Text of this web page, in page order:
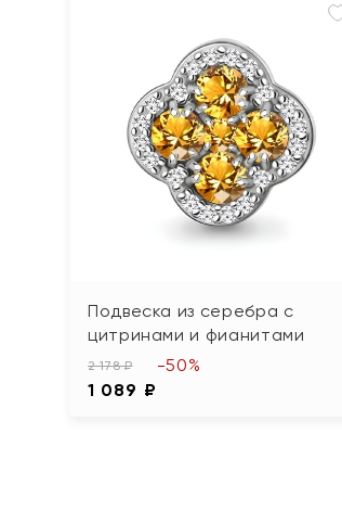
Подвеска из серебра с
цитринами и фианитами
2 178 ₽
1 089 ₽
-50%